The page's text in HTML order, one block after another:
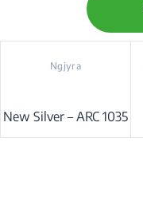
Ngjyra
New Silver – ARC 1035